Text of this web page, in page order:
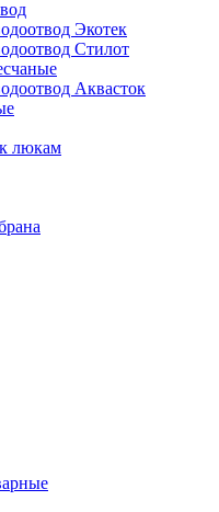
Экотек
Стилот
Аквасток
люкам